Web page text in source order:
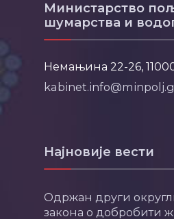
Министарство
шумарства и
Немањина 22-26,
Најновије вести
Одржан други
закона о добробити